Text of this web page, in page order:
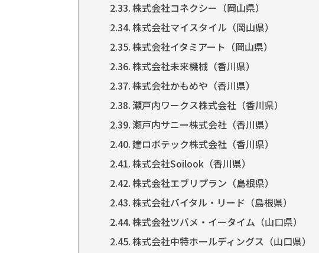
株式会社コネクシー（岡山県）
株式会社マイスタイル（岡山県）
株式会社イタミアート（岡山県）
株式会社未来機械（香川県）
株式会社かもめや（香川県）
瀬戸内ワークス株式会社（香川県）
瀬戸内サニー株式会社（香川県）
建ロボテック株式会社（香川県）
株式会社Soilook（香川県）
株式会社エブリプラン（島根県）
株式会社バイタル・リード（島根県）
株式会社ツバメ・イータイム（山口県）
株式会社中特ホールディングス（山口県）